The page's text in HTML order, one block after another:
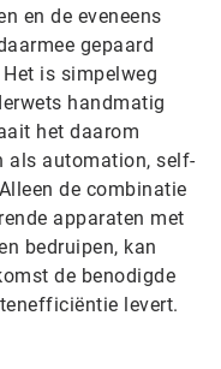
en de eveneens
gepaard
is simpelweg
handmatig
het daarom
als automation, self-
de combinatie
apparaten met
bedruipen, kan
de benodigde
levert.